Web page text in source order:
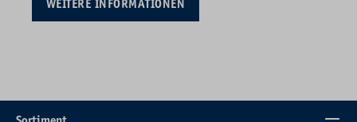
WEITERE INFORMATIONEN